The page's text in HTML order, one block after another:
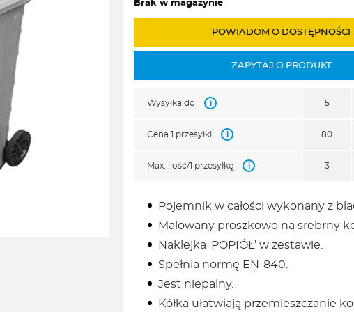
Brak w magazynie
POWIADOM O DOSTĘPNOŚCI
ZAPYTAJ O PRODUKT
Wysyłka do i 5
Cena 1 przesyłki i 80
Max. ilość/1 przesyłkę i 3
Pojemnik w całości wykonany z
Malowany proszkowo na srebrny
Naklejka 'POPIÓŁ’ w zestawie.
Spełnia normę EN-840.
Jest niepalny.
Kółka ułatwiają przemieszczanie